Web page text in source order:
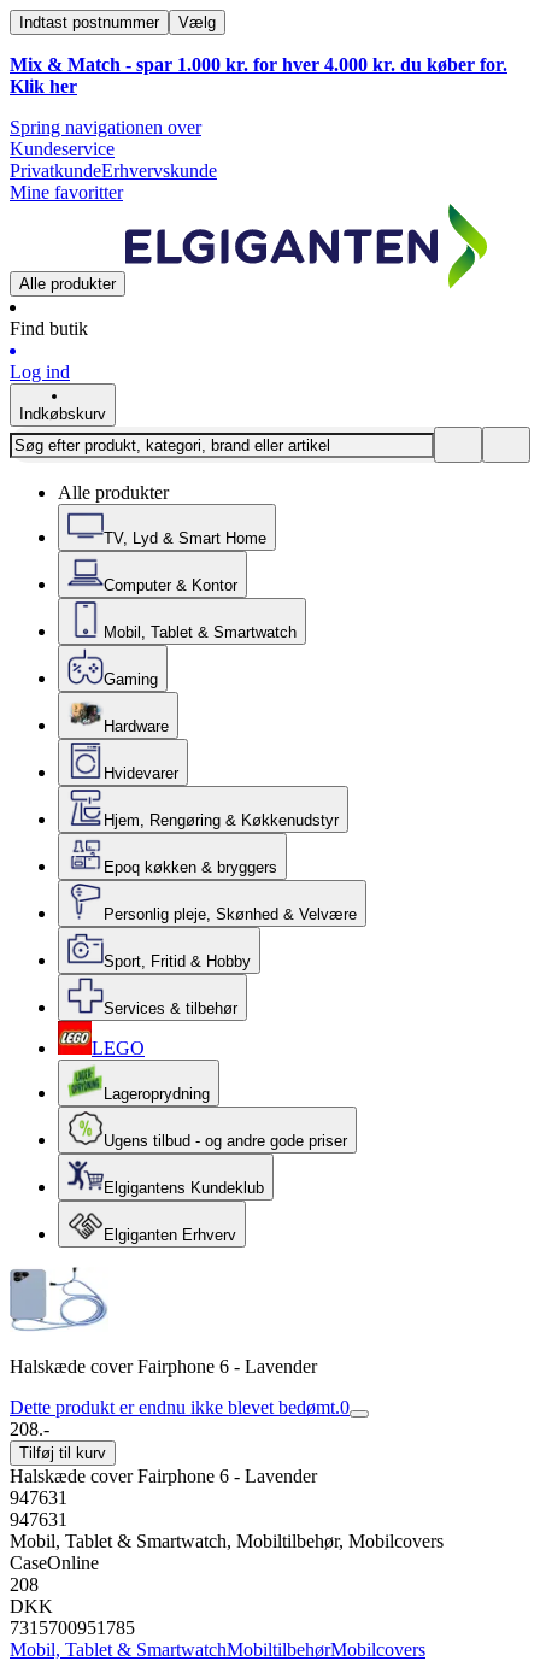
Indtast postnummer Vælg
Mix & Match - spar 1.000 kr. for hver 4.000 kr. du køber for.
Klik her
Spring navigationen over
Kundeservice
PrivatkundeErhvervskunde
Mine favoritter
Alle produkter
Find butik
Log ind
Indkøbskurv
Alle produkter
TV, Lyd & Smart Home
Computer & Kontor
Mobil, Tablet & Smartwatch
Gaming
Hardware
Hvidevarer
Hjem, Rengøring & Køkkenudstyr
Epoq køkken & bryggers
Personlig pleje, Skønhed & Velvære
Sport, Fritid & Hobby
Services & tilbehør
LEGO
Lageroprydning
Ugens tilbud - og andre gode priser
Elgigantens Kundeklub
Elgiganten Erhverv
Halskæde cover Fairphone 6 - Lavender
Dette produkt er endnu ikke blevet bedømt.0
208.-
Tilføj til kurv
Halskæde cover Fairphone 6 - Lavender
947631
947631
Mobil, Tablet & Smartwatch, Mobiltilbehør, Mobilcovers
CaseOnline
208
DKK
7315700951785
Mobil, Tablet & SmartwatchMobiltilbehørMobilcovers